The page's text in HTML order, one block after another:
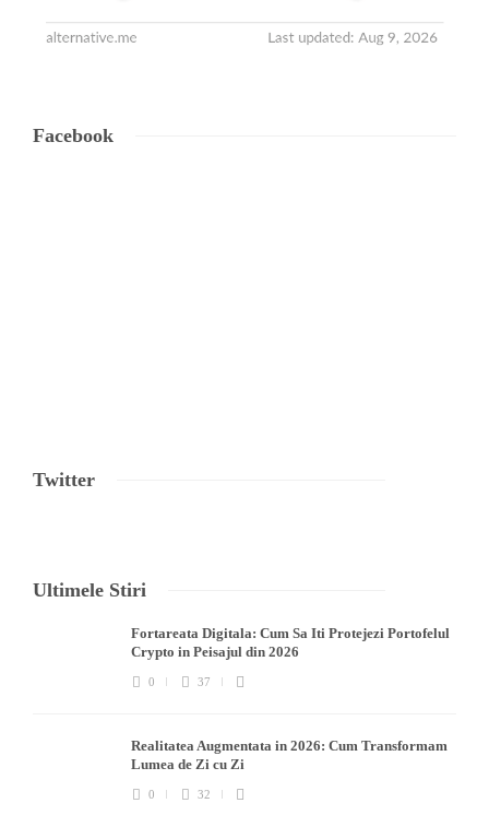
Facebook
Twitter
Ultimele Stiri
Fortareata Digitala: Cum Sa Iti Protejezi Portofelul
Crypto in Peisajul din 2026
0 37
Realitatea Augmentata in 2026: Cum Transformam
Lumea de Zi cu Zi
0 32